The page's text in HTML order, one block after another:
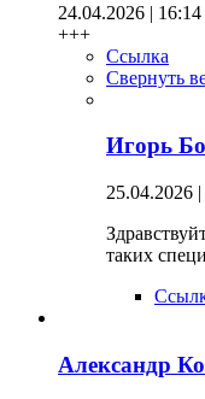
24.04.2026 | 16:14
+++
Ссылка
Свернуть
Игорь
25.04.2026
таких
Александр